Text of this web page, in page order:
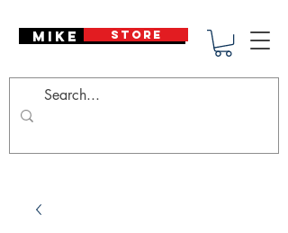
Mike Deodato
STORE